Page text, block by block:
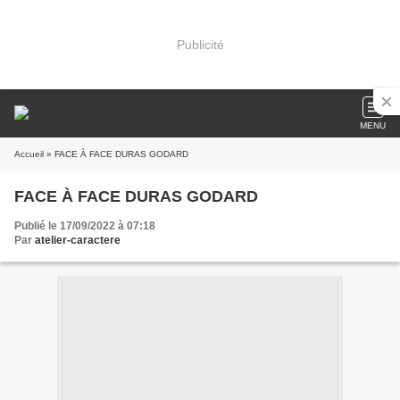
Publicité
MENU
Accueil » FACE À FACE DURAS GODARD
FACE À FACE DURAS GODARD
Publié le 17/09/2022 à 07:18
Par atelier-caractere